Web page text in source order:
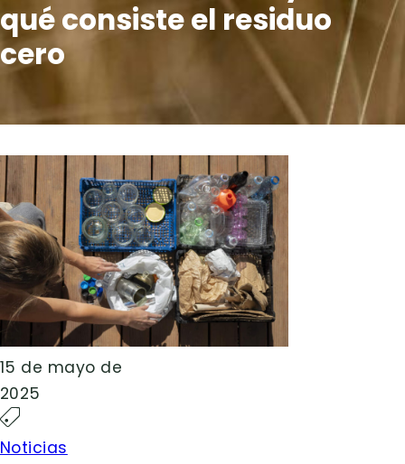
qué consiste el residuo
cero
15 de mayo de
2025
Noticias